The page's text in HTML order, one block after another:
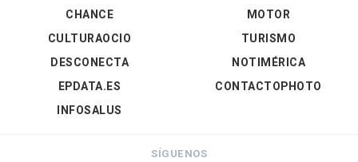
CHANCE
CULTURAOCIO
DESCONECTA
EPDATA.ES
INFOSALUS
MOTOR
TURISMO
NOTIMÉRICA
CONTACTOPHOTO
SÍGUENOS